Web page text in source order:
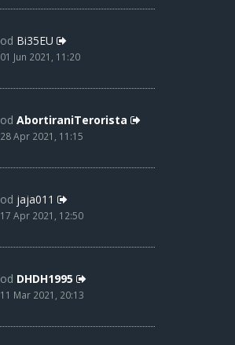
od Bi35EU
01 Jun 2021, 11:20
od AbortiraniTerorista
28 Apr 2021, 11:15
od jaja011
17 Apr 2021, 12:50
od DHDH1995
11 Mar 2021, 20:13